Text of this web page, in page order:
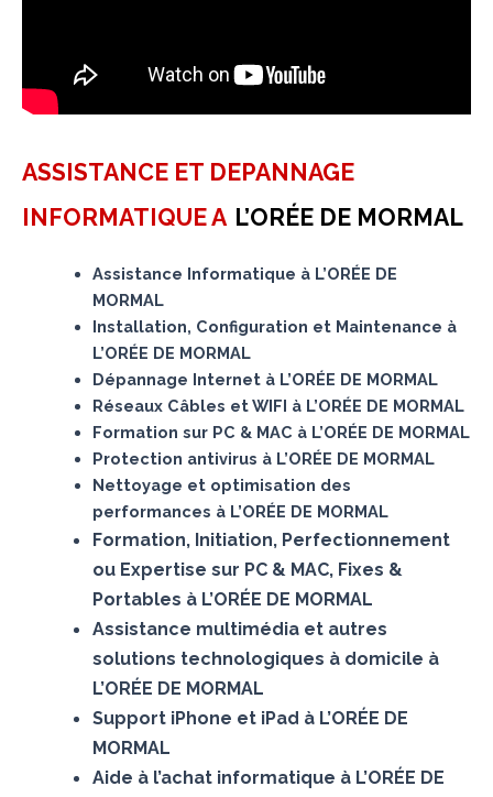
ASSISTANCE ET DEPANNAGE
INFORMATIQUE A L’ORÉE DE MORMAL
Assistance Informatique à L’ORÉE DE
MORMAL
Installation, Configuration et Maintenance à
L’ORÉE DE MORMAL
Dépannage Internet à L’ORÉE DE MORMAL
Réseaux Câbles et WIFI à L’ORÉE DE MORMAL
Formation sur PC & MAC à L’ORÉE DE MORMAL
Protection antivirus à L’ORÉE DE MORMAL
Nettoyage et optimisation des
performances à L’ORÉE DE MORMAL
Formation, Initiation, Perfectionnement
ou Expertise sur PC & MAC, Fixes &
Portables à L’ORÉE DE MORMAL
Assistance multimédia et autres
solutions technologiques à domicile à
L’ORÉE DE MORMAL
Support iPhone et iPad à L’ORÉE DE
MORMAL
Aide à l’achat informatique à L’ORÉE DE